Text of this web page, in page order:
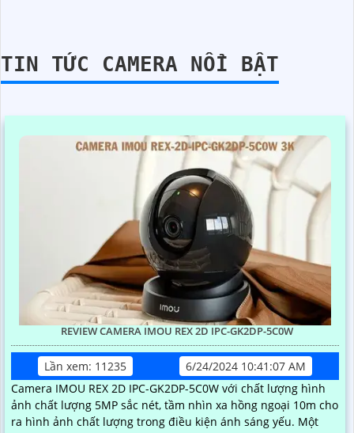
TIN TỨC CAMERA NỔI BẬT
REVIEW CAMERA IMOU REX 2D IPC-GK2DP-5C0W
Lần xem: 11235
6/24/2024 10:41:07 AM
Camera IMOU REX 2D IPC-GK2DP-5C0W với chất lượng hình
ảnh chất lượng 5MP sắc nét, tầm nhìn xa hồng ngoại 10m cho
ra hình ảnh chất lượng trong điều kiện ánh sáng yếu. Một